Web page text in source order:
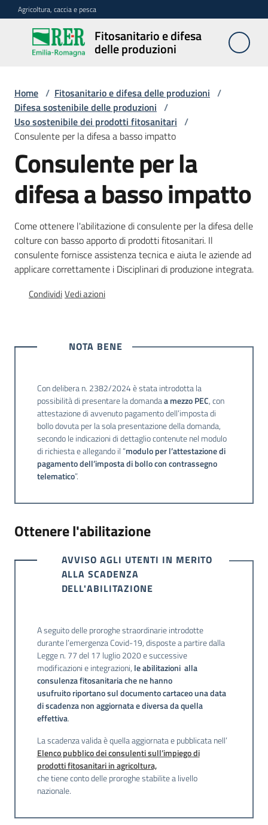
Vai al contenuto
Vai alla navigazione
Vai al footer
Agricoltura, caccia e pesca
Fitosanitario e difesa
delle produzioni
Fitosanitario
e difesa
produzioni
Avversità
delle
piante
Difesa
sostenibile
Import-
Export
Newsletter
Seguici
Agricoltura,
caccia e
pesca
Argomenti
Home / Fitosanitario e difesa delle produzioni /
Difesa sostenibile delle produzioni /
Uso sostenibile dei prodotti fitosanitari /
Consulente per la difesa a basso impatto
Consulente per la
difesa a basso impatto
Come ottenere l'abilitazione di consulente per la difesa delle
colture con basso apporto di prodotti fitosanitari. Il
consulente fornisce assistenza tecnica e aiuta le aziende ad
applicare correttamente i Disciplinari di produzione integrata.
CondividiVedi azioni
NOTA BENE
Con delibera n. 2382/2024 è stata introdotta la
possibilità di presentare la domandaa mezzo PEC, con
attestazione di avvenuto pagamento dell’imposta di
bollo dovuta per la sola presentazione della domanda,
secondo le indicazioni di dettaglio contenute nel modulo
di richiesta e allegando il “modulo per l’attestazione di
pagamento dell’imposta di bollo con contrassegno
telematico”.
Ottenere l'abilitazione
AVVISO AGLI UTENTI IN MERITO
ALLA SCADENZA
DELL'ABILITAZIONE
A seguito delle proroghe straordinarie introdotte
durante l’emergenza Covid-19, disposte a partire dalla
Legge n. 77 del 17 luglio 2020 e successive
modificazioni e integrazioni, le abilitazioni alla
consulenza fitosanitaria che ne hanno
usufruito riportano sul documento cartaceo una data
di scadenza non aggiornata e diversa da quella
effettiva.
La scadenza valida è quella aggiornata e pubblicata nell’
Elenco pubblico dei consulenti sull’impiego di
prodotti fitosanitari in agricoltura,
che tiene conto delle proroghe stabilite a livello
nazionale.